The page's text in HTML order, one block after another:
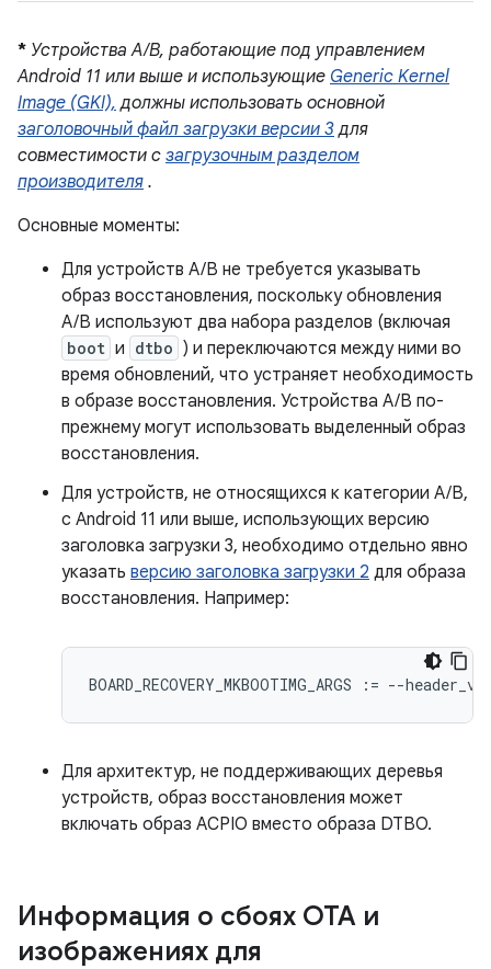
* Устройства A/B, работающие под управлением
Android 11 или выше и использующие Generic Kernel
Image (GKI), должны использовать основной
заголовочный файл загрузки версии 3для
совместимости с загрузочным разделом
производителя .
Основные моменты:
Для устройств A/B не требуется указывать
образ восстановления, поскольку обновления
A/B используют два набора разделов (включая
boot и dtbo ) и переключаются между ними во
время обновлений, что устраняет необходимость
в образе восстановления. Устройства A/B по-
прежнему могут использовать выделенный образ
восстановления.
Для устройств, не относящихся к категории A/B,
с Android 11 или выше, использующих версию
заголовка загрузки 3, необходимо отдельно явно
указать версию заголовка загрузки 2 для образа
восстановления. Например:
BOARD_RECOVERY_MKBOOTIMG_ARGS := --
Для архитектур, не поддерживающих деревья
устройств, образ восстановления может
включать образ ACPIO вместо образа DTBO.
Информация о сбоях OTA и
изображениях для